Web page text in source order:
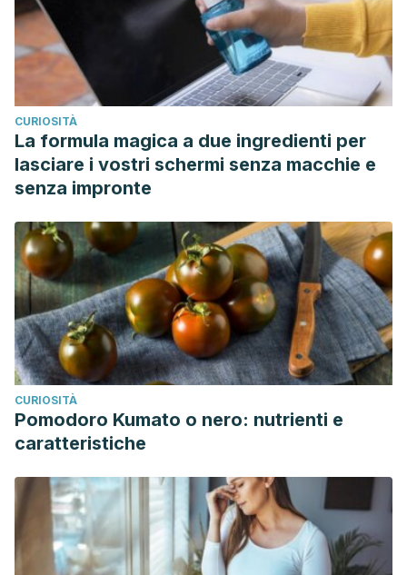
CURIOSITÀ
La formula magica a due ingredienti per
lasciare i vostri schermi senza macchie e
senza impronte
CURIOSITÀ
Pomodoro Kumato o nero: nutrienti e
caratteristiche